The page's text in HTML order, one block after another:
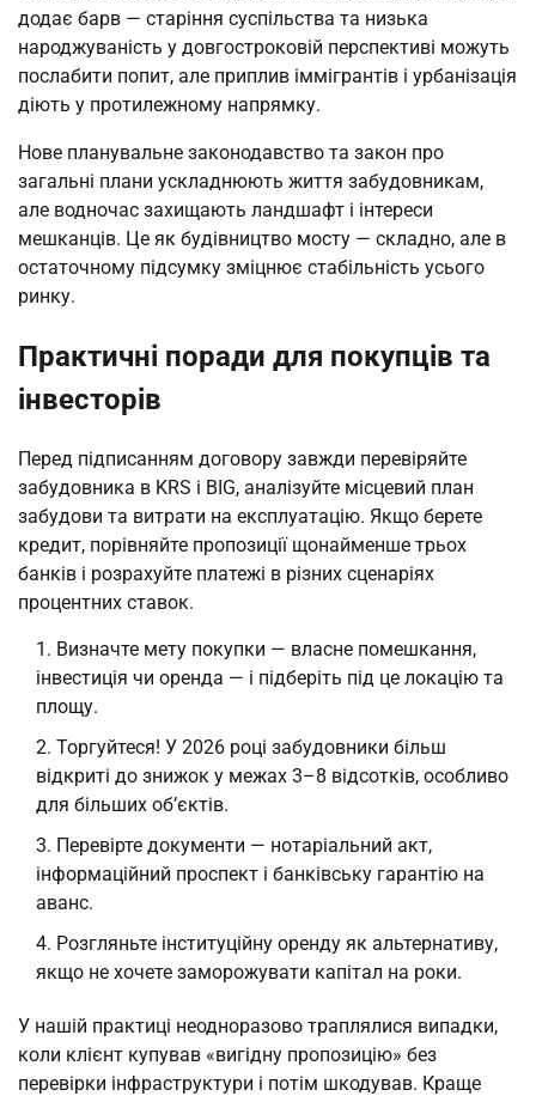
додає барв — старіння суспільства та низька
народжуваність у довгостроковій перспективі можуть
послабити попит, але приплив іммігрантів і урбанізація
діють у протилежному напрямку.
Нове планувальне законодавство та закон про
загальні плани ускладнюють життя забудовникам,
але водночас захищають ландшафт і інтереси
мешканців. Це як будівництво мосту — складно, але в
остаточному підсумку зміцнює стабільність усього
ринку.
Практичні поради для покупців та
інвесторів
Перед підписанням договору завжди перевіряйте
забудовника в KRS і BIG, аналізуйте місцевий план
забудови та витрати на експлуатацію. Якщо берете
кредит, порівняйте пропозиції щонайменше трьох
банків і розрахуйте платежі в різних сценаріях
процентних ставок.
Визначте мету покупки — власне помешкання,
інвестиція чи оренда — і підберіть під це локацію та
площу.
Торгуйтеся! У 2026 році забудовники більш
відкриті до знижок у межах 3–8 відсотків, особливо
для більших об’єктів.
Перевірте документи — нотаріальний акт,
інформаційний проспект і банківську гарантію на
аванс.
Розгляньте інституційну оренду як альтернативу,
якщо не хочете заморожувати капітал на роки.
У нашій практиці неодноразово траплялися випадки,
коли клієнт купував «вигідну пропозицію» без
перевірки інфраструктури і потім шкодував. Краще